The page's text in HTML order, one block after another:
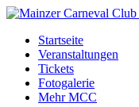
Startseite
Veranstaltungen
Tickets
Fotogalerie
Mehr MCC